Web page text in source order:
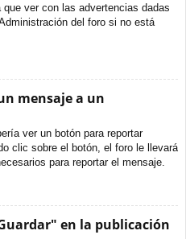
ver con las advertencias dadas
del foro si no está
mensaje a un
ver un botón para reportar
clic sobre el botón, el foro le llevará
para reportar el mensaje.
en la publicación